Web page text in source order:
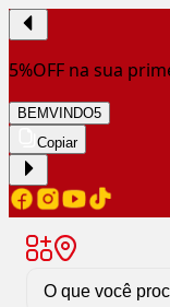
5%OFF na sua
BEMVINDO5
Copiar